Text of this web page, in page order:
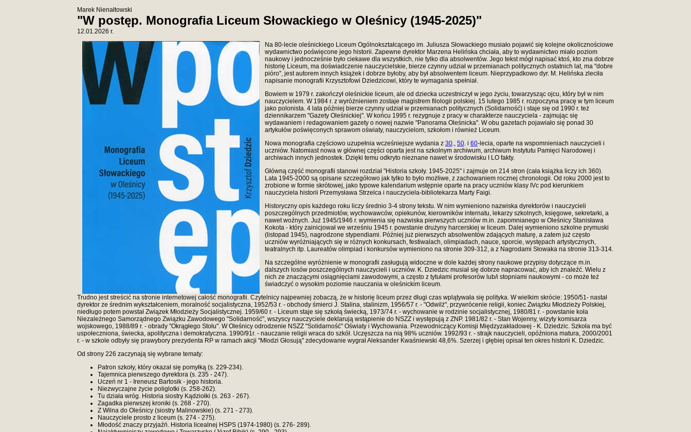
Marek Nienałtowski
"W postęp. Monografia Liceum Słowackiego w Oleśnicy (1945-2025)"
12.01.2026 r.
Na 80-lecie oleśnickiego Liceum Ogólnokształcącego im. Juliusza Słowackiego musiało pojawić się kolejne okolicznościowe
wydawnictwo poświęcone jego historii. Zapewne dyrektor Marzena Helińska chciała, aby to wydawnictwo miało poziom
naukowy i jednocześnie było ciekawe dla wszystkich, nie tylko dla absolwentów. Jego tekst mógł napisać ktoś, kto zna dobrze
historię Liceum, ma doświadczenie nauczycielskie, bierze czynny udział w przemianach politycznych ostatnich lat, ma "dobre
pióro", jest autorem innych książek i dobrze byłoby, aby był absolwentem liceum. Nieprzypadkowo dyr. M. Helińska zleciła
napisanie monografii Krzysztofowi Dziedzicowi, który te wymagania spełniał.
Bowiem w 1979 r. zakończył oleśnickie liceum, ale od dziecka uczestniczył w jego życiu, towarzysząc ojcu, który był w nim
nauczycielem. W 1984 r. z wyróżnieniem zostaje magistrem filologii polskiej. 15 lutego 1985 r. rozpoczyna pracę w tym liceum
jako polonista. 4 lata później bierze czynny udział w przemianach politycznych (Solidarność) i staje się od 1990 r. też
dziennikarzem "Gazety Oleśnickiej". W końcu 1995 r. rezygnuje z pracy w charakterze nauczyciela - zajmując się
wydawaniem i redagowaniem gazety o nowej nazwie "Panorama Oleśnicka". W obu gazetach pojawiało się ponad 30
artykułów poświęconych sprawom oświaty, nauczycielom, szkołom i również Liceum.
Nowa monografia częściowo uzupełnia wcześniejsze wydania z 30., 50. i 60-lecia, oparte na wspomnieniach nauczycieli i
uczniów. Natomiast nowa w głównej części oparta jest na szkolnym archiwum, archiwum Instytutu Pamięci Narodowej i
archiwach innych jednostek. Dzięki temu odkryto nieznane nawet w środowisku I LO fakty.
Główną część monografii stanowi rozdział "Historia szkoły. 1945-2025" i zajmuje on 214 stron (cała książka liczy ich 360).
Lata 1945-2000 są opisane szczegółowo jak tylko to było możliwe, z zachowaniem rocznej chronologii. Od roku 2000 jest to
zrobione w formie skrótowej, jako typowe kalendarium wstępnie oparte na pracy uczniów klasy IVc pod kierunkiem
nauczyciela historii Przemysława Strzelca i nauczyciela-bibliotekarza Marty Faigi.
Historyczny opis każdego roku liczy średnio 3-4 strony tekstu. W nim wymieniono nazwiska dyrektorów i nauczycieli
poszczególnych przedmiotów, wychowawców, opiekunów, kierowników internatu, lekarzy szkolnych, księgowe, sekretarki, a
nawet woźnych. Już 1945/1946 r. wymienia się nazwiska pierwszych uczniów m.in. zapomnianego w Oleśnicy Stanisława
Kokota - który zainicjował we wrześniu 1945 r. powstanie drużyny harcerskiej w liceum. Dalej wymieniono szkolne prymuski
(listopad 1945), nagrodzone stypendiami. Później już pierwszych absolwentów zdających maturę, a zatem już często
uczniów wyróżniających się w różnych konkursach, festiwalach, olimpiadach, nauce, sporcie, występach artystycznych,
teatralnych itp. Laureatów olimpiad i konkursów wymieniono na stronie 309-312, a z Nagrodami Słowaka na stronie 313-314.
Na szczególne wyróżnienie w monografii zasługują widoczne w dole każdej strony naukowe przypisy dotyczące m.in.
dalszych losów poszczególnych nauczycieli i uczniów. K. Dziedzic musiał się dobrze napracować, aby ich znaleźć. Wielu z
nich ze znaczącymi osiągnięciami zawodowymi, a często z tytułami profesorów lub/i stopniami naukowymi - co może też
świadczyć o wysokim poziomie nauczania w oleśnickim liceum.
Trudno jest streścić na stronie internetowej całość monografii. Czytelnicy najpewniej zobaczą, że w historię liceum przez długi czas wplątywała się polityka. W wielkim skrócie: 1950/51- nastał
dyrektor ze średnim wykształceniem, moralność socjalistyczna, 1952/53 r. - obchody śmierci J. Stalina, stalinizm, 1956/57 r. - "Odwilż", przywrócenie religii, koniec Związku Młodzieży Polskiej,
niedługo potem powstał Związek Młodzieży Socjalistycznej. 1959/60 r. - Liceum staje się szkołą świecką, 1973/74 r. - wychowanie w rodzinie socjalistycznej, 1980/81 r. - powstanie koła
Niezależnego Samorządnego Związku Zawodowego "Solidarność", wszyscy nauczyciele deklarują wstąpienie do NSZZ i występują z ZNP. 1981/82 r. - Stan Wojenny, wizyty komisarza
wojskowego, 1988/89 r. - obrady "Okrągłego Stołu". W Oleśnicy odrodzenie NSZZ "Solidarność" Oświaty i Wychowania. Przewodniczący Komisji Międzyzakładowej - K. Dziedzic. Szkoła ma być
uspołeczniona, świecka, apolityczna i demokratyczna. 1990/91r. - nauczanie religii wraca do szkół. Uczęszcza na nią 98% uczniów. 1992/93 r. - strajk nauczycieli, opóźniona matura, 2000/2001
r. - w szkole odbyły się prawybory prezydenta RP w ramach akcji "Młodzi Głosują" zdecydowanie wygrał Aleksander Kwaśniewski 48,6%. Szerzej i głębiej opisał ten okres historii K. Dziedzic.
Od strony 226 zaczynają się wybrane tematy:
Patron szkoły, który okazał się pomyłką (s. 229-234).
Tajemnica pierwszego dyrektora (s. 235 - 247).
Uczeń nr 1 - Ireneusz Bartosik - jego historia.
Niezwyczajne życie poliglotki (s. 258-262).
Tu działa wróg. Historia siostry Kądziołki (s. 263 - 267).
Zagadka pierwszej kroniki (s. 268 - 270).
Z Wilna do Oleśnicy (siostry Malinowskie) (s. 271 - 273).
Nauczyciele prosto z liceum (s. 274 - 275).
Młodość znaczy przyjaźń. Historia licealnej HSPS (1974-1980) (s. 276- 289).